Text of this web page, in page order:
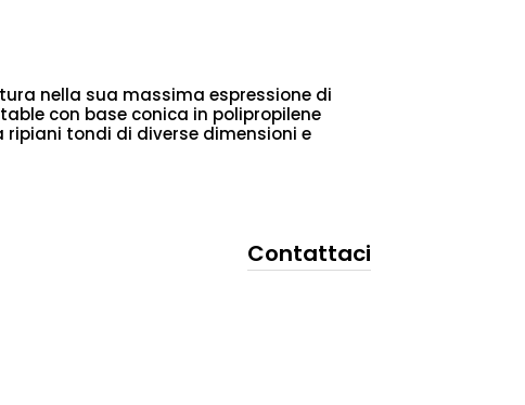
nella sua massima espressione di
con base conica in polipropilene
tondi di diverse dimensioni e
Contattaci